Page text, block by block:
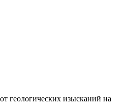
геологических изысканий на